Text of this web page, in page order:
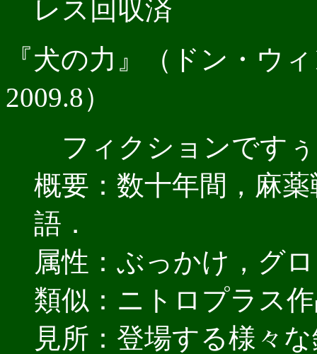
レス回収済
『犬の力』（ドン・ウ
2009.8）
フィクションです
概要：数十年間，麻
語．
属性：ぶっかけ，グ
類似：ニトロプラス
見所：登場する様々